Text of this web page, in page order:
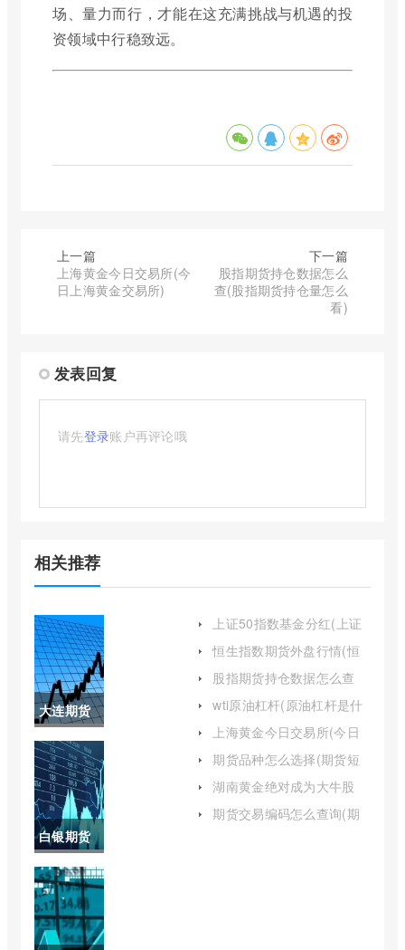
场、量力而行，才能在这充满挑战与机遇的投
资领域中行稳致远。
上一篇
上海黄金今日交易所(今
日上海黄金交易所)
下一篇
股指期货持仓数据怎么
查(股指期货持仓量怎么
看)
发表回复
请先登录账户再评论哦
相关推荐
大连期货
商品交易
所期货品
种(大连期
货哪个品
种收单边
手续费)
白银期货
最新行情
沪(白银期
货最新行
上证50指数基金分红(上证
50指数基金排名前十名)
恒生指数期货外盘行情(恒
生指数期货最新行情)
股指期货持仓数据怎么查
(股指期货持仓量怎么看)
wti原油杠杆(原油杠杆是什
么意思)
上海黄金今日交易所(今日
上海黄金交易所)
期货品种怎么选择(期货短
线最佳品种)
湖南黄金绝对成为大牛股
(湖南黄金股票现在能买吗)
期货交易编码怎么查询(期